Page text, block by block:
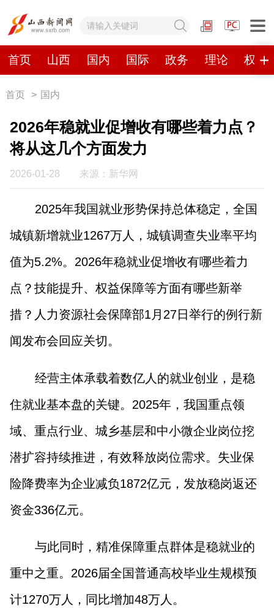
首页 山西 国内 国际 政务 理论 权威
网站地图
首页
政务 理论 权威发布 原创
山西视觉志
山西市场导报 山西法治报
地方频道
晋中 阳泉 长治 晋城
临汾 运城
行业频道
教育
首页 > 国内
2026年稳就业促增收有哪些着力点？
将从这几个方面发力
2026-01-28 来源：新华网
2025年我国就业形势保持总体稳定，全国
城镇新增就业1267万人，城镇调查失业率平均
值为5.2%。2026年稳就业促增收有哪些着力
点？技能提升、权益保障等方面有哪些新举
措？人力资源社会保障部1月27日举行的例行新
闻发布会回应关切。
经营主体承载着数亿人的就业创业，是稳
住就业基本盘的关键。2025年，我国重点领
域、重点行业、城乡基层和中小微企业岗位挖
潜扩容持续推进，有效释放岗位需求。失业保
险降费率为企业减负1872亿元，发放稳岗返还
资金336亿元。
与此同时，精准保障重点群体是稳就业的
重中之重。2026届全国普通高校毕业生规模预
计1270万人，同比增加48万人。